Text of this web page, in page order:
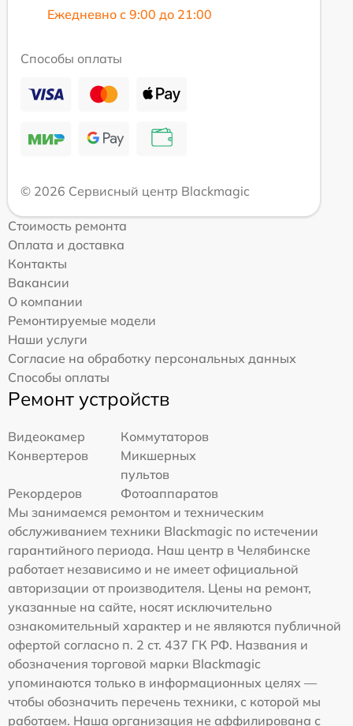
Ежедневно с 9:00 до 21:00
Способы оплаты
© 2026 Сервисный центр Blackmagic
Стоимость ремонта
Оплата и доставка
Контакты
Вакансии
О компании
Ремонтируемые модели
Наши услуги
Согласие на обработку персональных данных
Способы оплаты
Ремонт устройств
Видеокамер
Коммутаторов
Конвертеров
Микшерных
пультов
Рекордеров
Фотоаппаратов
Мы занимаемся ремонтом и техническим
обслуживанием техники Blackmagic по истечении
гарантийного периода. Наш центр в Челябинске
работает независимо и не имеет официальной
авторизации от производителя. Цены на ремонт,
указанные на сайте, носят исключительно
ознакомительный характер и не являются публичной
офертой согласно п. 2 ст. 437 ГК РФ. Названия и
обозначения торговой марки Blackmagic
упоминаются только в информационных целях —
чтобы обозначить перечень техники, с которой мы
работаем. Наша организация не аффилирована с